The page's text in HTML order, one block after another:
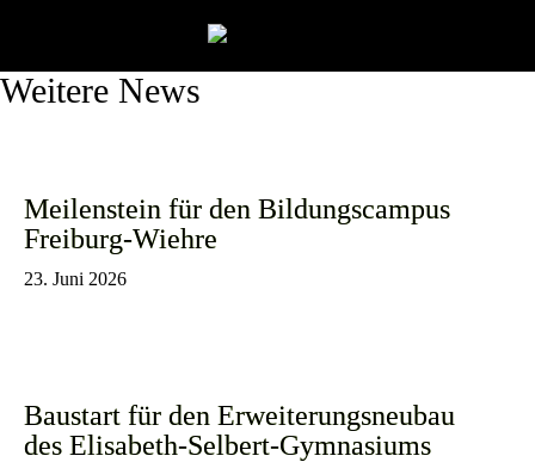
Weitere News
Meilenstein für den Bildungscampus
Freiburg-Wiehre
23. Juni 2026
Baustart für den Erweiterungsneubau
des Elisabeth-Selbert-Gymnasiums